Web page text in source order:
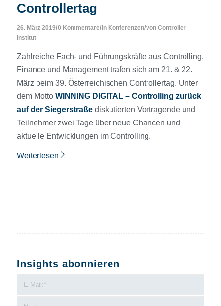
Controllertag
26. März 2019/0 Kommentare/in Konferenzen/von Controller
Institut
Zahlreiche Fach- und Führungskräfte aus Controlling,
Finance und Management trafen sich am 21. & 22.
März beim 39. Österreichischen Controllertag. Unter
dem Motto WINNING DIGITAL – Controlling zurück
auf der Siegerstraßediskutierten Vortragende und
Teilnehmer zwei Tage über neue Chancen und
aktuelle Entwicklungen im Controlling.
Weiterlesen
Insights abonnieren